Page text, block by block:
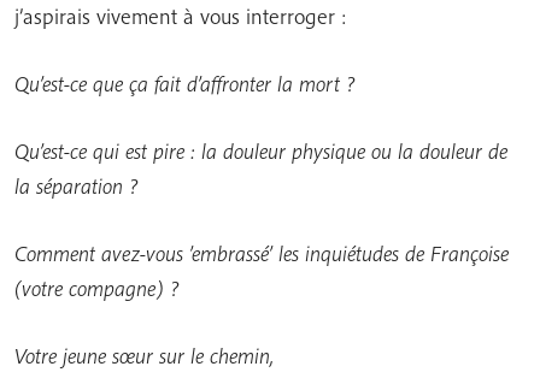
j’aspirais vivement à vous interroger :
Qu’est-ce que ça fait d’affronter la mort ?
Qu’est-ce qui est pire : la douleur physique ou la douleur de
la séparation ?
Comment avez-vous ’embrassé’ les inquiétudes de Françoise
(votre compagne) ?
Votre jeune sœur sur le chemin,